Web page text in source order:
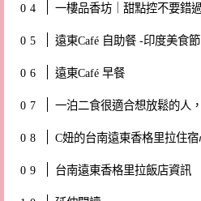
一樓品香坊｜甜點控不要錯
遠東Café 自助餐 -印度美食節
遠東Café 早餐
一泊二食很適合想放鬆的人
C妞的台南遠東香格里拉住宿
台南遠東香格里拉飯店資訊